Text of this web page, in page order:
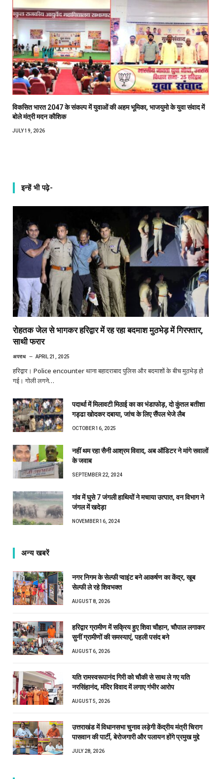
विकसित भारत 2047 के संकल्प में युवाओं की अहम भूमिका, भाजयुमो के युवा संवाद में
बोले मंत्री मदन कौशिक
JULY 19, 2026
इन्हें भी पढ़े-
रोहतक जेल से भागकर हरिद्वार में रह रहा बदमाश मुठभेड़ में गिरफ्तार,
साथी फरार
अपराध APRIL 21, 2025
हरिद्वार। Police encounter थाना बहादराबाद पुलिस और बदमाशों के बीच मुठभेड़ हो
गई। गोली लगने…
पदार्था में मिलावटी मिठाई का का भंडाफोड़, दो कुंतल बतीशा
गड्ढा खोदकर दबाया, जांच के लिए सैंपल भेजे लैब
OCTOBER 16, 2025
नहीं थम रहा सैनी आश्रम विवाद, अब ऑडिटर ने मांगे सवालों
के जवाब
SEPTEMBER 22, 2024
गांव में घुसे 7 जंगली हाथियों ने मचाया उत्पात, वन विभाग ने
जंगल में खदेड़ा
NOVEMBER 16, 2024
अन्य खबरें
नगर निगम के सेल्फी प्वाइंट बने आकर्षण का केंद्र, खूब
सेल्फी ले रहे शिवभक्त
AUGUST 8, 2026
हरिद्वार ग्रामीण में सक्रिय हुए शिवा चौहान, चौपाल लगाकर
सुनीं ग्रामीणों की समस्याएं, पहली पसंद बने
AUGUST 6, 2026
यति रामस्वरूपानंद गिरी को चौकी से साथ ले गए यति
नरसिंहानंद, मंदिर विवाद में लगाए गंभीर आरोप
AUGUST 5, 2026
उत्तराखंड में विधानसभा चुनाव लड़ेगी केंद्रीय मंत्री चिराग
पासवान की पार्टी, बेरोजगारी और पलायन होंगे प्रमुख मुद्दे
JULY 28, 2026